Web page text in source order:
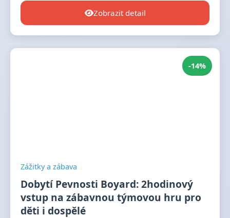
Zobrazit detail
-14%
Zážitky a zábava
Dobytí Pevnosti Boyard: 2hodinový
vstup na zábavnou týmovou hru pro
děti i dospělé